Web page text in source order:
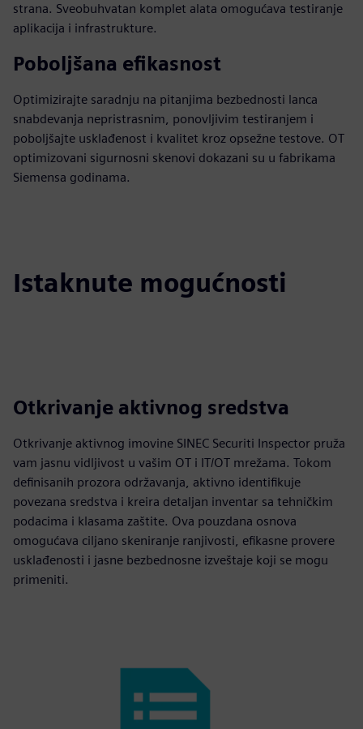
strana. Sveobuhvatan komplet alata omogućava testiranje
aplikacija i infrastrukture.
Poboljšana efikasnost
Optimizirajte saradnju na pitanjima bezbednosti lanca
snabdevanja nepristrasnim, ponovljivim testiranjem i
poboljšajte usklađenost i kvalitet kroz opsežne testove. OT
optimizovani sigurnosni skenovi dokazani su u fabrikama
Siemensa godinama.
Istaknute mogućnosti
Otkrivanje aktivnog sredstva
Otkrivanje aktivnog imovine SINEC Securiti Inspector pruža
vam jasnu vidljivost u vašim OT i IT/OT mrežama. Tokom
definisanih prozora održavanja, aktivno identifikuje
povezana sredstva i kreira detaljan inventar sa tehničkim
podacima i klasama zaštite. Ova pouzdana osnova
omogućava ciljano skeniranje ranjivosti, efikasne provere
usklađenosti i jasne bezbednosne izveštaje koji se mogu
primeniti.